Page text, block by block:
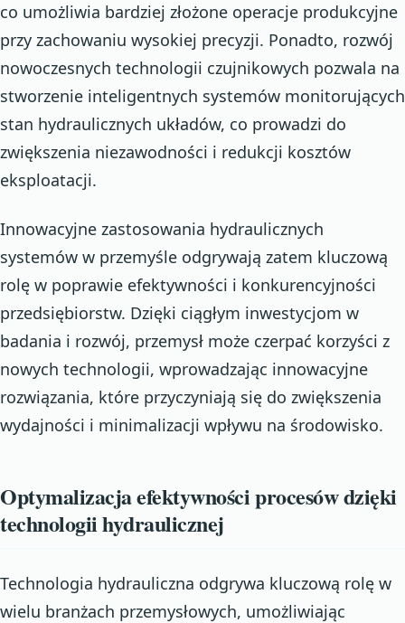
co umożliwia bardziej złożone operacje produkcyjne
przy zachowaniu wysokiej precyzji. Ponadto, rozwój
nowoczesnych technologii czujnikowych pozwala na
stworzenie inteligentnych systemów monitorujących
stan hydraulicznych układów, co prowadzi do
zwiększenia niezawodności i redukcji kosztów
eksploatacji.
Innowacyjne zastosowania hydraulicznych
systemów w przemyśle odgrywają zatem kluczową
rolę w poprawie efektywności i konkurencyjności
przedsiębiorstw. Dzięki ciągłym inwestycjom w
badania i rozwój, przemysł może czerpać korzyści z
nowych technologii, wprowadzając innowacyjne
rozwiązania, które przyczyniają się do zwiększenia
wydajności i minimalizacji wpływu na środowisko.
Optymalizacja efektywności procesów dzięki
technologii hydraulicznej
Technologia hydrauliczna odgrywa kluczową rolę w
wielu branżach przemysłowych, umożliwiając